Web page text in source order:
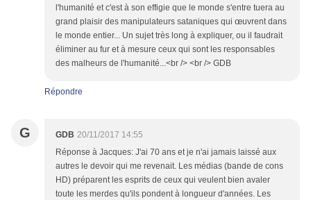
l'humanité et c'est à son effigie que le monde s'entre tuera au
grand plaisir des manipulateurs sataniques qui œuvrent dans
le monde entier... Un sujet très long à expliquer, ou il faudrait
éliminer au fur et à mesure ceux qui sont les responsables
des malheurs de l'humanité...<br /> <br /> GDB
Répondre
G GDB 20/11/2017 14:55
Réponse à Jacques: J'ai 70 ans et je n'ai jamais laissé aux
autres le devoir qui me revenait. Les médias (bande de cons
HD) préparent les esprits de ceux qui veulent bien avaler
toute les merdes qu'ils pondent à longueur d'années. Les